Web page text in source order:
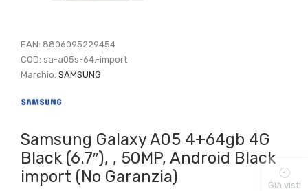
EAN: 8806095229454
COD:sa-a05s-64.-import
Marchio:SAMSUNG
Samsung Galaxy A05 4+64gb 4G
Black (6.7″), , 50MP, Android Black
import (No Garanzia)
Già visti